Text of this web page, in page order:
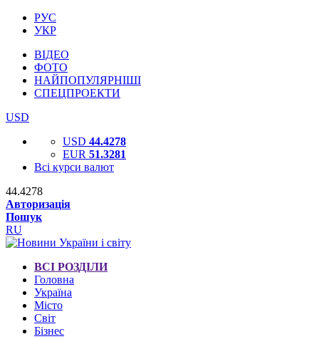
РУС
УКР
ВІДЕО
ФОТО
НАЙПОПУЛЯРНІШІ
СПЕЦПРОЕКТИ
USD
USD 44.4278
EUR 51.3281
Всі курси валют
44.4278
Авторизація
Пошук
RU
ВСІ РОЗДІЛИ
Головна
Україна
Місто
Світ
Бізнес